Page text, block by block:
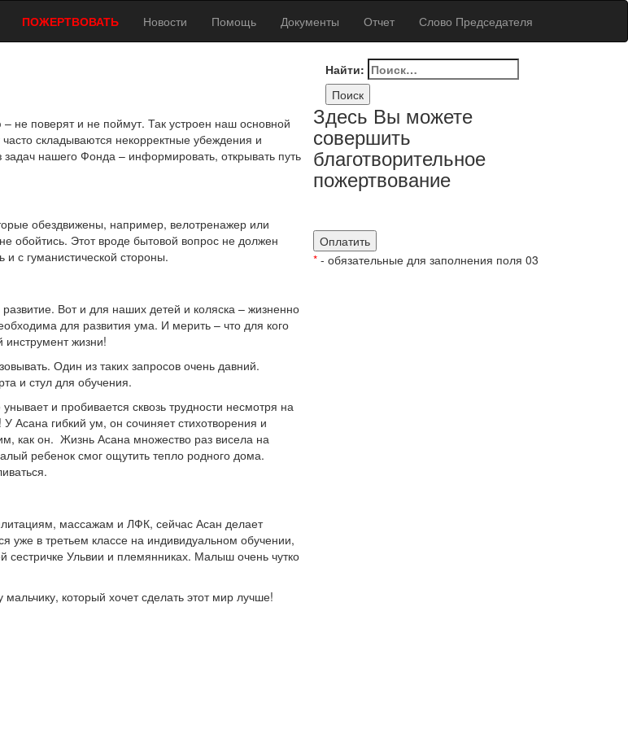
ПОЖЕРТВОВАТЬ Новости Помощь Документы Отчет Слово Председателя
не поверят и не поймут. Так устроен наш основной
складываются некорректные убеждения и
нашего Фонда – информировать, открывать путь
обездвижены, например, велотренажер или
обойтись. Этот вроде бытовой вопрос не должен
с гуманистической стороны.
Вот и для наших детей и коляска – жизненно
для развития ума. И мерить – что для кого
жизни!
Один из таких запросов очень давний.
и стул для обучения.
и пробивается сквозь трудности несмотря на
Асана гибкий ум, он сочиняет стихотворения и
как он. Жизнь Асана множество раз висела на
ребенок смог ощутить тепло родного дома.
массажам и ЛФК, сейчас Асан делает
уже в третьем классе на индивидуальном обучении,
сестричке Ульвии и племянниках. Малыш очень чутко
который хочет сделать этот мир лучше!
Найти:
Здесь Вы можете
совершить
благотворительное
пожертвование
* - обязательные для заполнения поля 03